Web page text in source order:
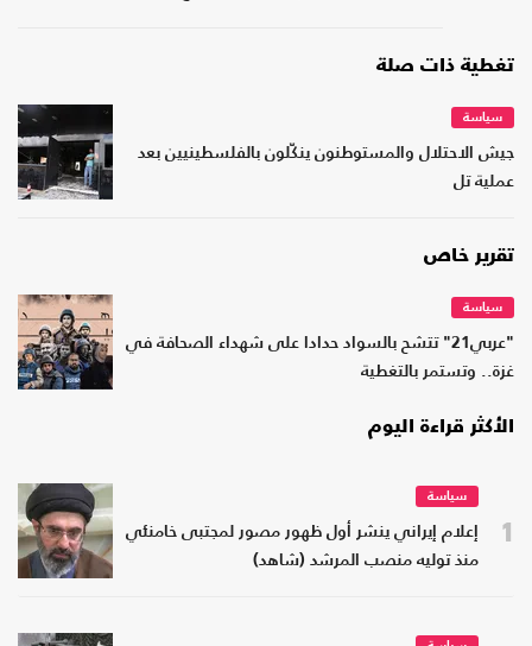
تغطية ذات صلة
سياسة
جيش الاحتلال والمستوطنون ينكّلون بالفلسطينيين بعد
عملية تل
تقرير خاص
سياسة
"عربي21" تتشح بالسواد حدادا على شهداء الصحافة في
غزة.. وتستمر بالتغطية
الأكثر قراءة اليوم
1
سياسة
إعلام إيراني ينشر أول ظهور مصور لمجتبى خامنئي
منذ توليه منصب المرشد (شاهد)